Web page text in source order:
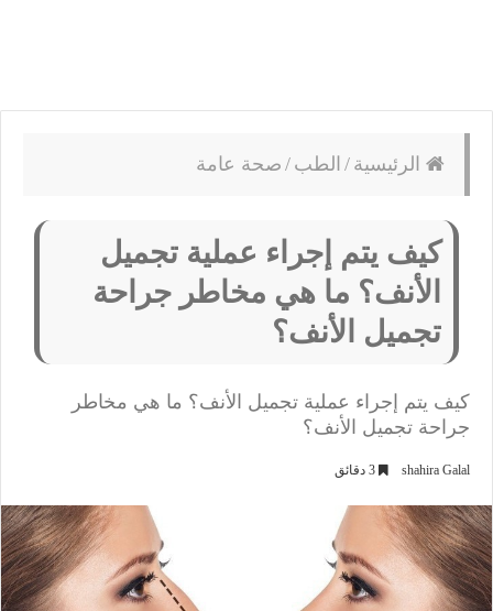
الرئيسية / الطب / صحة عامة
كيف يتم إجراء عملية تجميل
الأنف؟ ما هي مخاطر جراحة
تجميل الأنف؟
كيف يتم إجراء عملية تجميل الأنف؟ ما هي مخاطر
جراحة تجميل الأنف؟
shahira Galal